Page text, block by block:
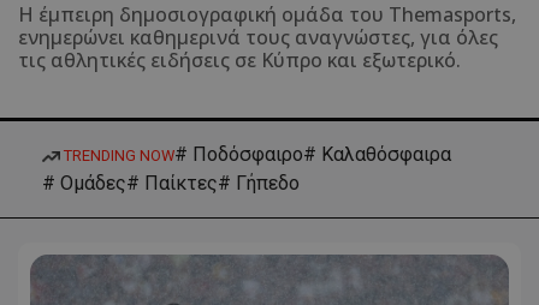
Η έμπειρη δημοσιογραφική ομάδα του Themasports,
ενημερώνει καθημερινά τους αναγνώστες, για όλες
τις αθλητικές ειδήσεις σε Κύπρο και εξωτερικό.
TRENDING NOW# Ποδόσφαιρο# Καλαθόσφαιρα
# Ομάδες# Παίκτες# Γήπεδο